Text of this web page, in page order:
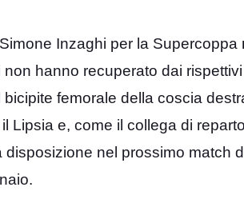
Inzaghi per la Supercoppa
non hanno recuperato dai
bicipite femorale della coscia
Lipsia e, come il collega di
disposizione nel prossimo match